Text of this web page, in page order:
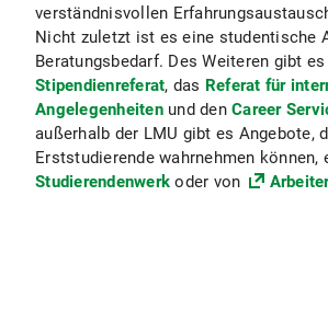
verständnisvollen
Nicht zuletzt ist es eine studentische
Beratungsbedarf. Des Weiteren gibt
Stipendienreferat, das Referat für
Angelegenheitenund den Career
außerhalb der LMU gibt es Angebote,
Erststudierende wahrnehmen können,
Studierendenwerk oder von